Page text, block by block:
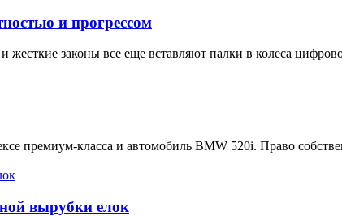
и прогрессом
законы все еще вставляют палки в колеса
премиум-класса и автомобиль BMW 520i. Право
вырубки елок